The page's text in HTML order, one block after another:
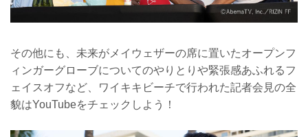
その他にも、未来がメイウェザーの席に置いたオープンフ
ィンガーグローブについてのやりとりや緊張感あふれるフ
ェイスオフなど、ワイキキビーチで行われた記者会見の全
貌はYouTubeをチェックしよう！